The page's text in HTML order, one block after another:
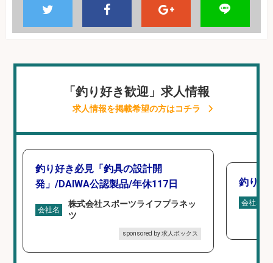
「釣り好き歓迎」求人情報
求人情報を掲載希望の方はコチラ
釣り好き必見「釣具の設計開
発」/DAIWA公認製品/年休117日
会社名
株式会社スポーツライフプラネッ
ツ
sponsored by 求人ボックス
釣り具
会社名